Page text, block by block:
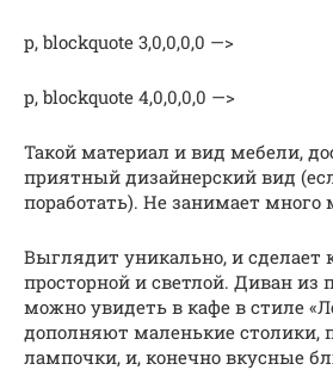
p, blockquote 3,0,0,0,0 —>
p, blockquote 4,0,0,0,0 —>
Такой материал и вид мебели,
приятный дизайнерский вид
поработать). Не занимает много
Выглядит уникально, и сделает
просторной и светлой. Диван из
можно увидеть в кафе в стиле
дополняют маленькие столики,
лампочки, и, конечно вкусные